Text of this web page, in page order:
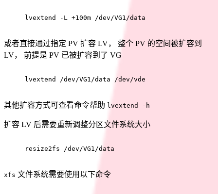
lvextend -L +100m /dev/VG1/data
或者直接通过指定 PV 扩容 LV， 整个 PV 的空间被扩容到
LV， 前提是 PV 已被扩容到了 VG
lvextend /dev/VG1/data /dev/vde
其他扩容方式可查看命令帮助 lvextend -h
扩容 LV 后需要重新调整分区文件系统大小
resize2fs /dev/VG1/data
xfs 文件系统需要使用以下命令